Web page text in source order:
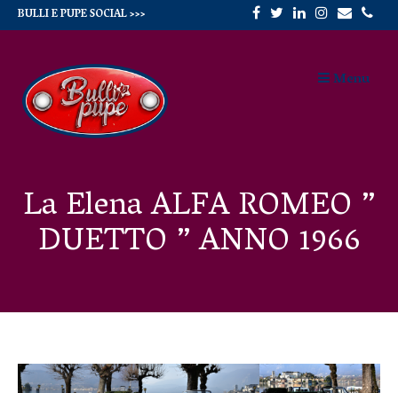
Skip
content
BULLI E PUPE SOCIAL >>>
Menu
La Elena ALFA ROMEO ”
DUETTO ” ANNO 1966